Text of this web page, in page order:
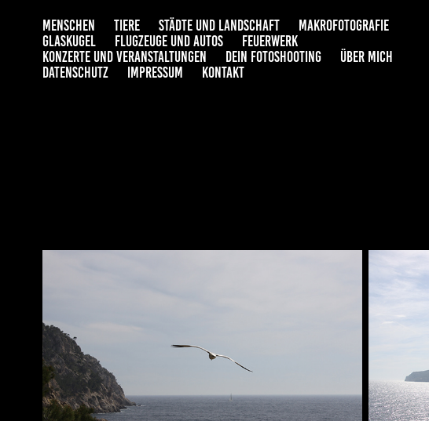
MENSCHEN TIERE STÄDTE UND LANDSCHAFT
MAKROFOTOGRAFIE
GLASKUGEL
FLUGZEUGE UND AUTOS
FEUERWERK
KONZERTE UND VERANSTALTUNGEN
DEIN FOTOSHOOTING
ÜBER MICH
DATENSCHUTZ
IMPRESSUM KONTAKT